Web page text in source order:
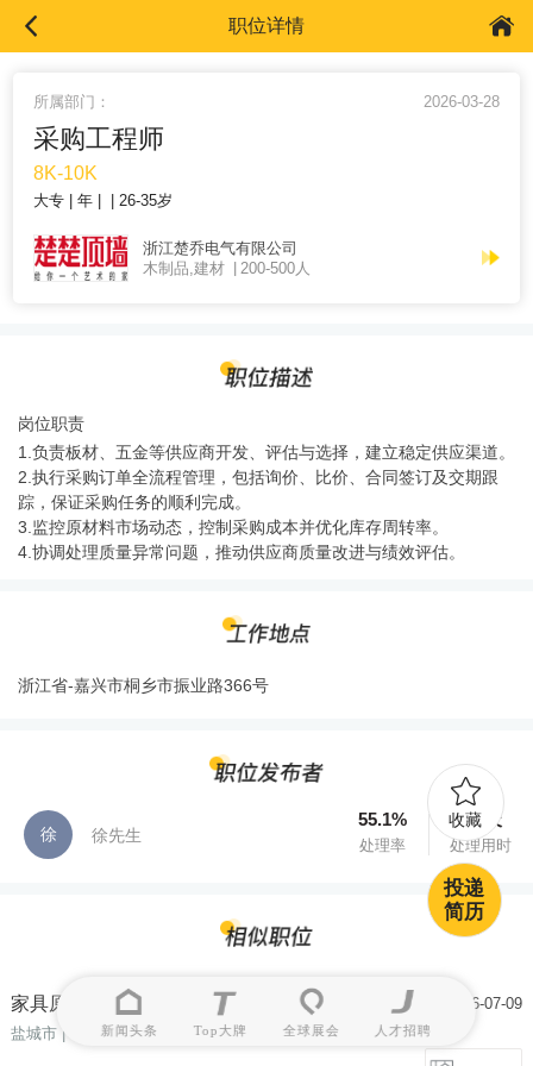
职位详情
所属部门： 2026-03-28
采购工程师
8K-10K
大专 年 26-35岁
浙江楚乔电气有限公司
木制品,建材
200-500人
岗位职责
1.负责板材、五金等供应商开发、评估与选择，建立稳定供应渠道。
2.执行采购订单全流程管理，包括询价、比价、合同签订及交期跟
踪，保证采购任务的顺利完成。
3.监控原材料市场动态，控制采购成本并优化库存周转率。
4.协调处理质量异常问题，推动供应商质量改进与绩效评估。
浙江省-嘉兴市桐乡市振业路366号
徐 徐先生
55.1%
处理率
7.0天
处理用时
家具原材料采购员 5K-8K
2026-07-09
盐城市 | 年龄不限 | 大专
新闻头条 Top大牌 全球展会 人才招聘
收藏
投递
简历